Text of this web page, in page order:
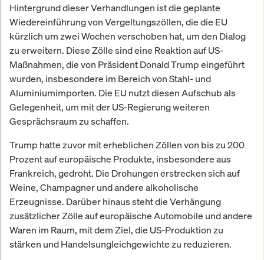
Hintergrund dieser Verhandlungen ist die geplante
Wiedereinführung von Vergeltungszöllen, die die EU
kürzlich um zwei Wochen verschoben hat, um den Dialog
zu erweitern. Diese Zölle sind eine Reaktion auf US-
Maßnahmen, die von Präsident Donald Trump eingeführt
wurden, insbesondere im Bereich von Stahl- und
Aluminiumimporten. Die EU nutzt diesen Aufschub als
Gelegenheit, um mit der US-Regierung weiteren
Gesprächsraum zu schaffen.
Trump hatte zuvor mit erheblichen Zöllen von bis zu 200
Prozent auf europäische Produkte, insbesondere aus
Frankreich, gedroht. Die Drohungen erstrecken sich auf
Weine, Champagner und andere alkoholische
Erzeugnisse. Darüber hinaus steht die Verhängung
zusätzlicher Zölle auf europäische Automobile und andere
Waren im Raum, mit dem Ziel, die US-Produktion zu
stärken und Handelsungleichgewichte zu reduzieren.